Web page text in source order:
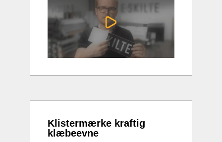
Klistermærke kraftig
klæbeevne